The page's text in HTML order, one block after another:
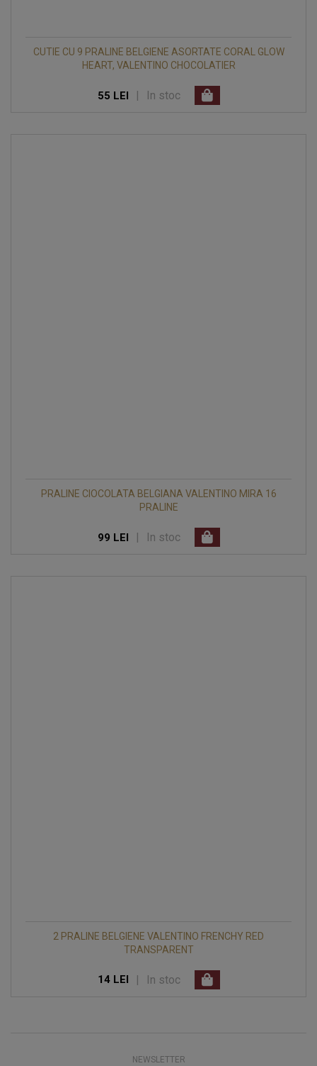
CUTIE CU 9 PRALINE BELGIENE ASORTATE CORAL GLOW
HEART, VALENTINO CHOCOLATIER
55 LEI In stoc
PRALINE CIOCOLATA BELGIANA VALENTINO MIRA 16
PRALINE
99 LEI In stoc
2 PRALINE BELGIENE VALENTINO FRENCHY RED
TRANSPARENT
14 LEI | In stoc
NEWSLETTER